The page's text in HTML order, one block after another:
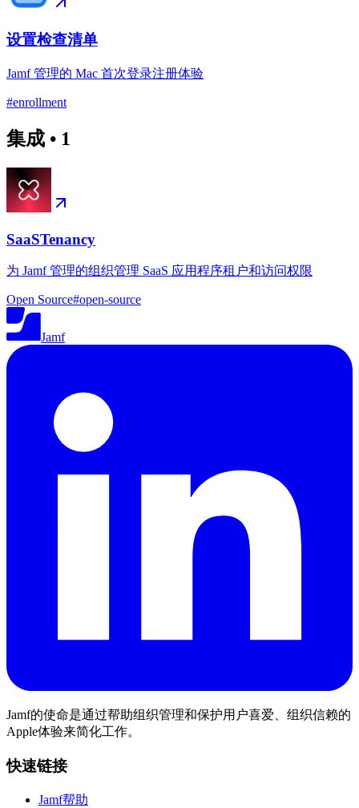
设置检查清单
Jamf 管理的 Mac 首次登录注册体验
#enrollment
集成 • 1
SaaSTenancy
为 Jamf 管理的组织管理 SaaS 应用程序租户和访问权限
Open Source#open-source
Jamf
Jamf的使命是通过帮助组织管理和保护用户喜爱、组织信赖的
Apple体验来简化工作。
快速链接
Jamf帮助